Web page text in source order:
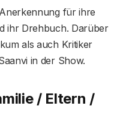
für ihre
ihr Drehbuch. Darüber
als auch Kritiker
in ​​der Show.
/ Eltern /